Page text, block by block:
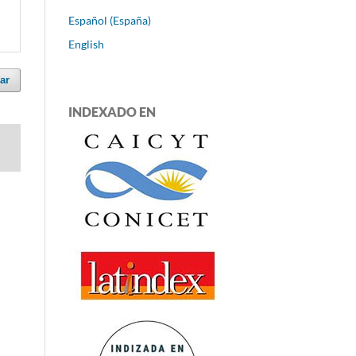
Español (España)
English
INDEXADO EN